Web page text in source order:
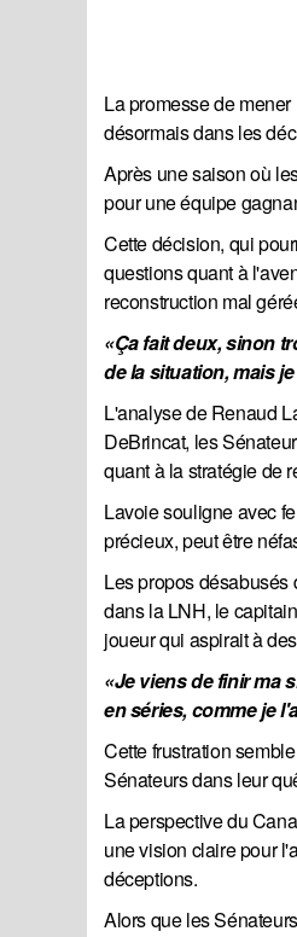
La promesse de
désormais dans les
Après une saison où
pour une équipe
Cette décision, qui
questions quant à
reconstruction mal
«Ça fait deux, sinon
de la situation, mais
L'analyse de Renaud
DeBrincat, les
quant à la stratégie de
Lavoie souligne avec
précieux, peut être
Les propos désabusés
dans la LNH, le
joueur qui aspirait à
«Je viens de finir ma
en séries, comme je
Cette frustration
Sénateurs dans leur
La perspective du
une vision claire pour
déceptions.
Alors que les